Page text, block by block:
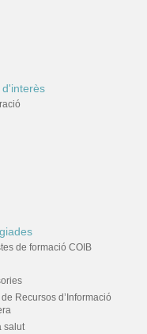
d'interès
de formació COIB
Recursos d’Informació
salut